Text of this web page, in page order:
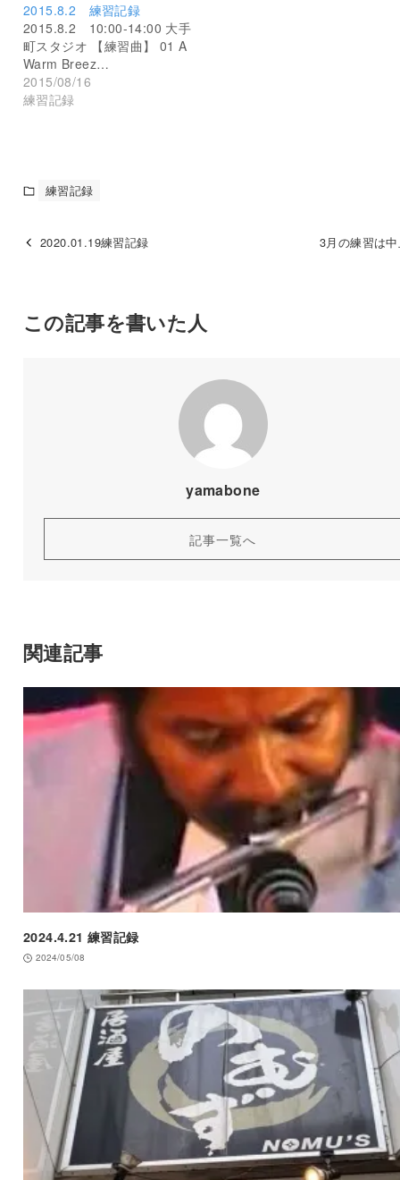
2015.8.2 練習記録
2015.8.2 10:00-14:00 大手
町スタジオ 【練習曲】 01 A
Warm Breez…
2015/08/16
練習記録
練習記録
2020.01.19練習記録 3月の練習は
この記事を書いた人
yamabone
記事一覧へ
関連記事
2024.4.21 練習記録
2024/05/08